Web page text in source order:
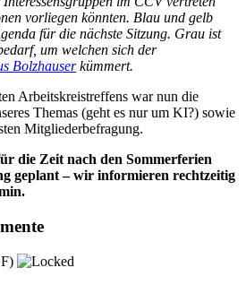
vorliegen könnten. Blau und gelb
für die nächste Sitzung. Grau ist
um welchen sich der
Bolzhauserkümmert.
Arbeitskreistreffens war nun die
Themas (geht es nur um KI?) sowie
Mitgliederbefragung.
die Zeit nach den Sommerferien
geplant – wir informieren rechtzeitig